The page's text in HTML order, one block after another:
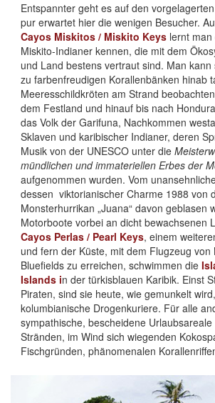
Entspannter geht es auf den
pur erwartet hier die wenigen Besucher.
Cayos Miskitos / Miskito Keys lernt
Miskito-Indianer kennen, die mit dem
und Land bestens vertraut sind. Man
zu farbenfreudigen Korallenbänken hinab
Meeresschildkröten am Strand
dem Festland und hinauf bis nach
das Volk der Garifuna, Nachkommen
Sklaven und karibischer Indianer, deren
Musik von der UNESCO unter die
mündlichen und immateriellen Erbes der
aufgenommen wurden. Vom
dessen viktorianischer Charme 1988 von
Monsterhurrikan „Juana“ davon geblasen
Motorboote vorbei an dicht bewachsenen
Cayos Perlas / Pearl Keys, einem
und fern der Küste, mit dem Flugzeug
Bluefields zu erreichen, schwimmen die
Islands in der türkisblauen Karibik. Einst
Piraten, sind sie heute, wie gemunkelt
kolumbianische Drogenkuriere. Für alle
sympathische, bescheidene
Stränden, im Wind sich wiegenden
Fischgründen, phänomenalen